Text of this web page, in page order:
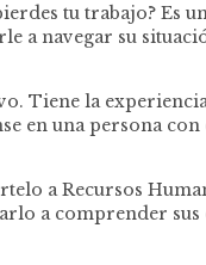
tu trabajo? Es
a navegar su
Tiene la
en una persona
a Recursos
a comprender sus